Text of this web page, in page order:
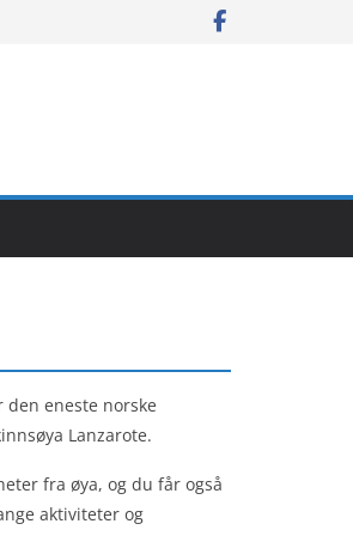
den eneste norske
Lanzarote.
fra øya, og du får også
aktiviteter og